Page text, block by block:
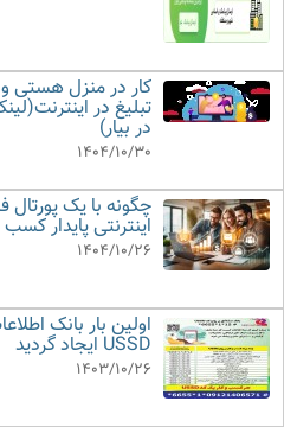
کار در منزل هستی و
تبلیغ در
در بیار)
1404/10/30
چگونه با یک پورتال
اینترنتی پایدار
1404/10/26
اولین بار بانک
USSD ایجاد گردید
1403/10/26